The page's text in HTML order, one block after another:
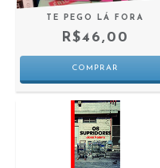
TE PEGO LÁ FORA
R$46,00